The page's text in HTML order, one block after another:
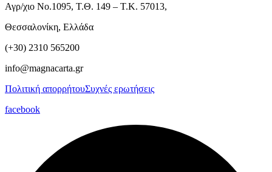
Αγρ/χιο Νο.1095, Τ.Θ. 149 – Τ.Κ. 57013,
Θεσσαλονίκη, Ελλάδα
(+30) 2310 565200
info@magnacarta.gr
Πολιτική απορρήτουΣυχνές ερωτήσεις
facebook